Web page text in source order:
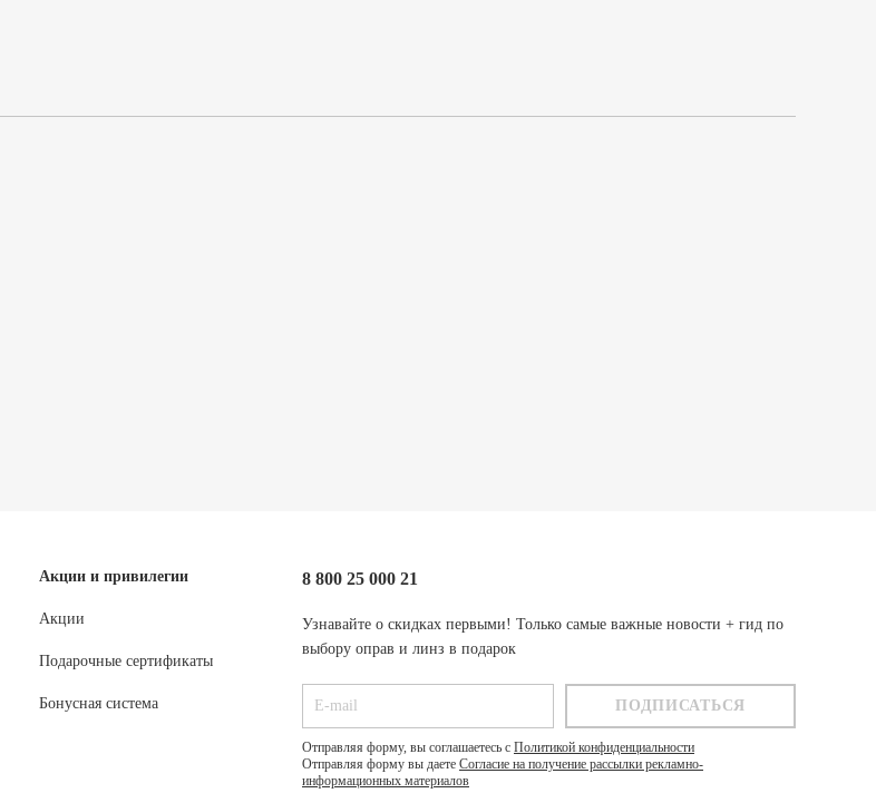
Акции и привилегии
Акции
Подарочные сертификаты
Бонусная система
8 800 25 000 21
Узнавайте о скидках первыми! Только самые важные новости + гид по
выбору оправ и линз в подарок
Отправляя форму, вы соглашаетесь с Политикой конфиденциальности
Отправляя форму вы даете Согласие на получение рассылки рекламно-
информационных материалов